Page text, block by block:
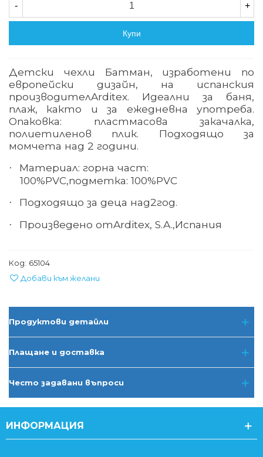
- +
Купи
Детски чехли Батман, изработени по
европейски дизайн, на испанския
производителArditex.
Идеални за баня,
плаж, както и за ежедневна употреба.
Опаковка: пластмасова закачалка,
полиетиленов плик. Подходящо за
момчета над 2 години.
· Материал: горна част:
100%PVC,подметка: 100%PVC
· Подходящо за деца над2год.
· Произведено отArditex, S.A.,Испания
Код: 65104
Добави към желани
Продуктови детайли
Плащане и доставка
Често задавани въпроси
ИНФОРМАЦИЯ